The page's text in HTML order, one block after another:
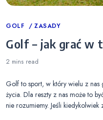
Categories
GOLF ZASADY
Golf – jak grać w
2 mins read
Golf to sport, w który wielu z nas
życia. Dla reszty z nas może to
nie rozumiemy. Jeśli kiedykolwiek